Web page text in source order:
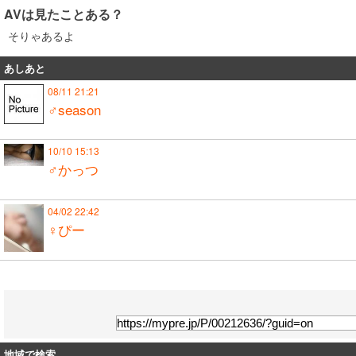
AVは見たことある？
そりゃあるよ
あしあと
08/11 21:21
♂season
10/10 15:13
♂かっつ
04/02 22:42
♀ぴー